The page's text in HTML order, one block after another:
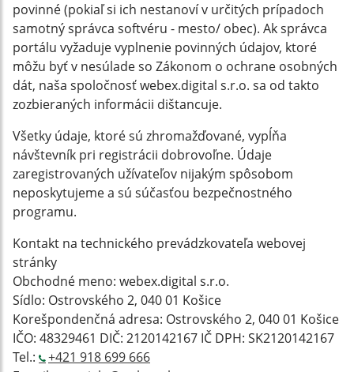
povinné (pokiaľ si ich nestanoví v určitých prípadoch
samotný správca softvéru - mesto/ obec). Ak správca
portálu vyžaduje vyplnenie povinných údajov, ktoré
môžu byť v nesúlade so Zákonom o ochrane osobných
dát, naša spoločnosť webex.digital s.r.o. sa od takto
zozbieraných informácii dištancuje.
Všetky údaje, ktoré sú zhromažďované, vypĺňa
návštevník pri registrácii dobrovoľne. Údaje
zaregistrovaných užívateľov nijakým spôsobom
neposkytujeme a sú súčasťou bezpečnostného
programu.
Kontakt na technického prevádzkovateľa webovej
stránky
Obchodné meno: webex.digital s.r.o.
Sídlo: Ostrovského 2, 040 01 Košice
Korešpondenčná adresa: Ostrovského 2, 040 01 Košice
IČO: 48329461 DIČ: 2120142167 IČ DPH: SK2120142167
Tel.:
+421 918 699 666